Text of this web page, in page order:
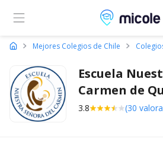
Micole,
Mejores Colegios de Chile
Escuela
Carmen de
3.8 (30